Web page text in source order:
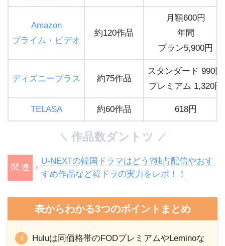
Amazon
プライム・ビデオ
約120作品
月額600円
年間
プラン5,900円
ディズニープラス 約75作品
スタンダード 990円
プレミアム 1,320円
TELASA 約60作品 618円
作品数ダントツ
U-NEXTの韓国ドラマはどう?独占配信やおす
すめ作品など韓ドラの実力をレポ！！
表からわかる3つのポイントまとめ
Huluは同価格帯のFODプレミアムやLeminoな